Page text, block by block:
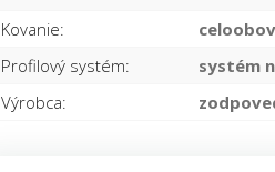
Kovanie:
Profilový systém:
systém
Výrobca: